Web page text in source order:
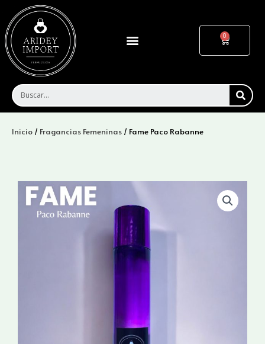
contenido
Menu Cart
Inicio / Fragancias Femeninas / Fame Paco Rabanne